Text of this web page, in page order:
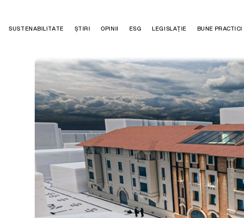
SUSTENABILITATE ȘTIRI OPINII ESG LEGISLAȚIE BUNE PRACTICI